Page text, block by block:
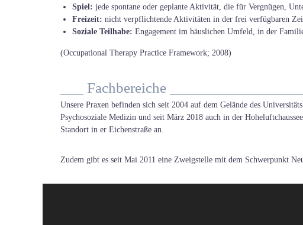
Spiel: jede spontane oder geplante Aktivität, die für Vergnügen,
Freizeit: nicht verpflichtende Aktivitäten in der frei verfügbaren
Soziale Teilhabe: Engagement im häuslichen Umfeld, in der
(Occupational Therapy Practice Framework; 2008)
___ Fachbereiche
Unsere Praxen befinden sich seit 2004 auf dem Gelände des
Psychosoziale Medizin und seit März 2018 auch in der
Standort in er Eichenstraße an.
Zudem gibt es seit Mai 2011 eine Zweigstelle mit dem Schwerpunkt